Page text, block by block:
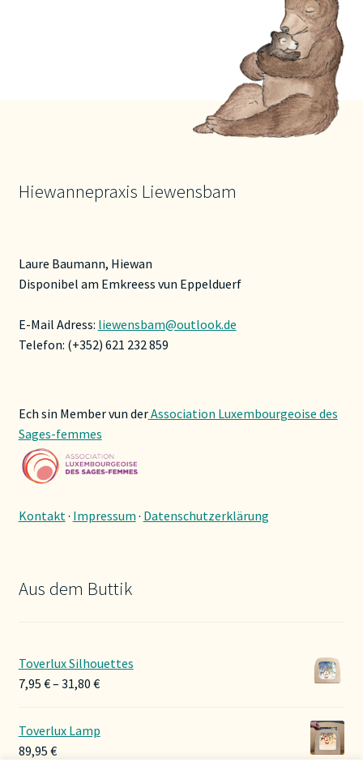
Hiewannepraxis Liewensbam
Laure Baumann, Hiewan
Disponibel am Emkreess vun Eppelduerf
E-Mail Adress: liewensbam@outlook.de
Telefon: (+352) 621 232 859
Ech sin Member vun derAssociation Luxembourgeoise des
Sages-femmes
Kontakt · Impressum · Datenschutzerklärung
Aus dem Buttik
Toverlux Silhouettes
7,95 €– 31,80 €Preisspanne:
Toverlux Lamp
89,95 €